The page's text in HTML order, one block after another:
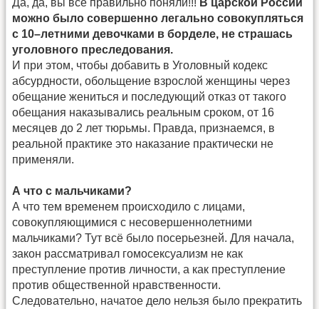
можно было совершенно легально совокупляться
с 10–летними девочками в борделе, не страшась
уголовного преследования.
И при этом, чтобы добавить в Уголовный кодекс
абсурдности, обольщение взрослой женщины через
обещание жениться и последующий отказ от такого
обещания наказывались реальным сроком, от 16
месяцев до 2 лет тюрьмы. Правда, признаемся, в
реальной практике это наказание практически не
применяли.
А что с мальчиками?
А что тем временем происходило с лицами,
совокупляющимися с несовершеннолетними
мальчиками? Тут всё было посерьезней. Для начала,
закон рассматривал гомосексуализм не как
преступление против личности, а как преступление
против общественной нравственности.
Следовательно, начатое дело нельзя было прекратить